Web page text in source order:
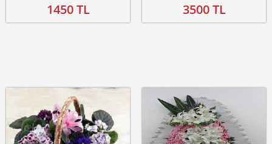
1450 TL 3500 TL